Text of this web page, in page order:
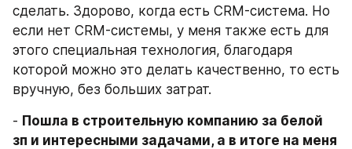
сделать. Здорово, когда есть СRM-система. Но
если нет СRM-системы, у меня также есть для
этого специальная технология, благодаря
которой можно это делать качественно, то есть
вручную, без больших затрат.
- Пошла в строительную компанию за белой
зп и интересными задачами, а в итоге на меня